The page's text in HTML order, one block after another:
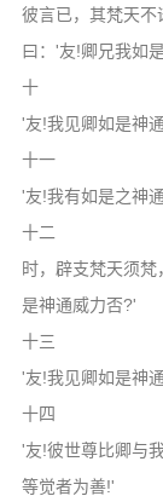
彼言已，其梵天不
曰：'友!卿兄我如
十
'友!我见卿如是神
十一
'友!我有如是之神
十二
时，辟支梵天须
是神通威力否?'
十三
'友!我见卿如是神
十四
'友!彼世尊比卿与
等觉者为善!'